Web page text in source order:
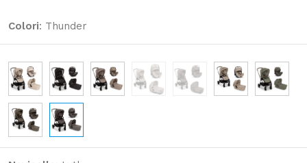
Colori: Thunder